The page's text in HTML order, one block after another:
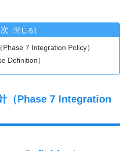
7 Integration Policy）
Definition）
（Phase 7 Integration